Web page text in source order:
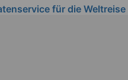
für die Weltreise